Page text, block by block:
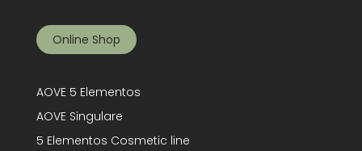
Online Shop
AOVE 5 Elementos
AOVE Singulare
5 Elementos Cosmetic line